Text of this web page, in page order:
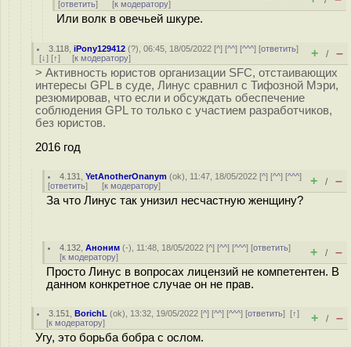
[ответить] [к модератору]
Или волк в овечьей шкуре.
3.118 ,iPony129412 (?), 06:45, 18/05/2022 [^] [^^] [^^^] [ответить]
[↓] [↑] [к модератору] + / –
> Активность юристов организации SFC, отстаивающих
интересы GPL в суде, Линус сравнил с Тифозной Мэри,
резюмировав, что если и обсуждать обеспечение
соблюдения GPL то только с участием разработчиков,
без юристов.
2016 год
4.131 ,YetAnotherOnanym (ok), 11:47, 18/05/2022 [^] [^^] [^^^]
[ответить] [к модератору] + / –
За что Линус так унизил несчастную женщину?
4.132 ,Аноним (-), 11:48, 18/05/2022 [^] [^^] [^^^] [ответить]
[к модератору] + / –
Просто Линус в вопросах лицензий не компетентен. В
данном конкретное случае он не прав.
3.151 ,BorichL (ok), 13:32, 19/05/2022 [^] [^^] [^^^] [ответить][↑]
[к модератору] + / –
Угу, это борьба бобра с ослом.